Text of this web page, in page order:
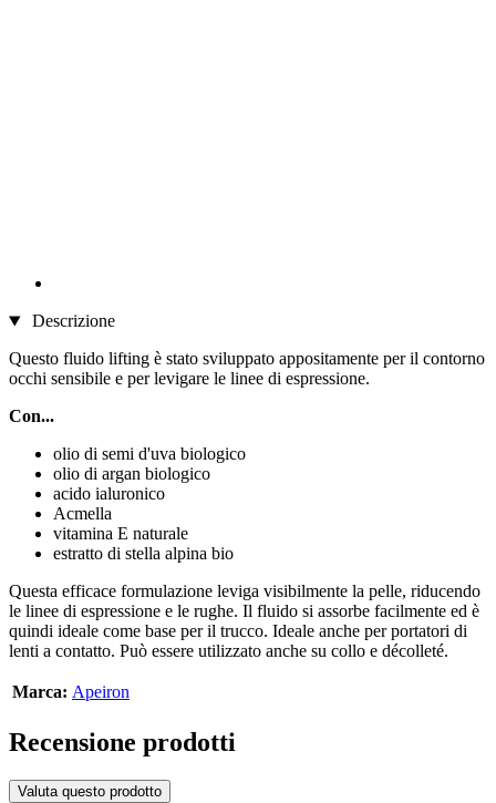
Descrizione
Questo fluido lifting è stato sviluppato appositamente per il contorno
occhi sensibile e per levigare le linee di espressione.
Con...
olio di semi d'uva biologico
olio di argan biologico
acido ialuronico
Acmella
vitamina E naturale
estratto di stella alpina bio
Questa efficace formulazione leviga visibilmente la pelle, riducendo
le linee di espressione e le rughe. Il fluido si assorbe facilmente ed è
quindi ideale come base per il trucco. Ideale anche per portatori di
lenti a contatto. Può essere utilizzato anche su collo e décolleté.
Marca: Apeiron
Recensione prodotti
Valuta questo prodotto